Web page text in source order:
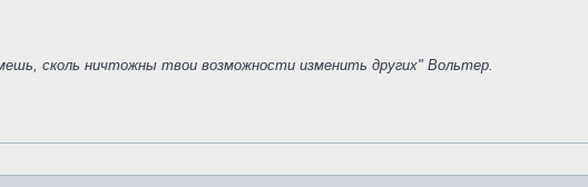
сколь ничтожны твои возможности изменить других" Вольтер.